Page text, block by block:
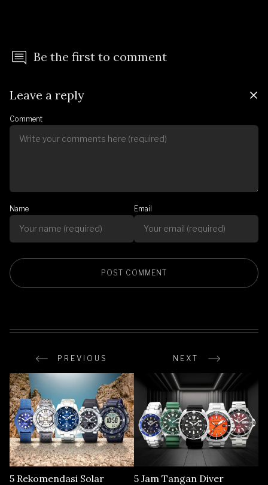
Be the first to comment
Leave a reply
Comment
Name Email
PREVIOUS NEXT
5 Rekomendasi Solar
5 Jam Tangan Diver